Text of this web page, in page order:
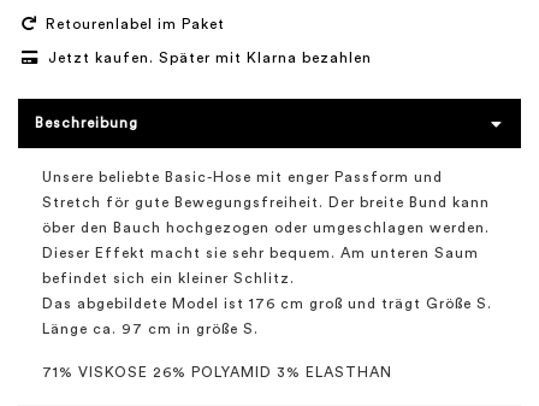
Retourenlabel im Paket
Jetzt kaufen. Später mit Klarna bezahlen
Beschreibung
Unsere beliebte Basic-Hose mit enger Passform und
Stretch för gute Bewegungsfreiheit. Der breite Bund kann
öber den Bauch hochgezogen oder umgeschlagen werden.
Dieser Effekt macht sie sehr bequem. Am unteren Saum
befindet sich ein kleiner Schlitz.
Das abgebildete Model ist 176 cm groß und trägt Größe S.
Länge ca. 97 cm in größe S.
71% VISKOSE 26% POLYAMID 3% ELASTHAN